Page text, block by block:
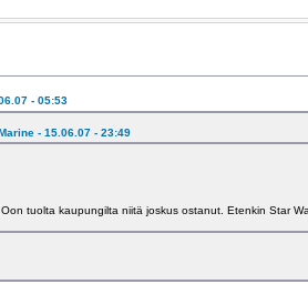
- 05:53
- 15.06.07 - 23:49
tuolta kaupungilta niitä joskus ostanut. Etenkin Star